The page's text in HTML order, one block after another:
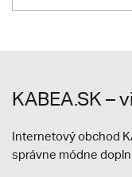
KABEA.SK –
Internetový obchod
správne módne